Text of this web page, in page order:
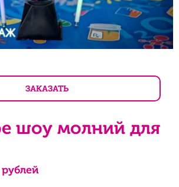
ЗАКАЗАТЬ
шоу молний для
рублей